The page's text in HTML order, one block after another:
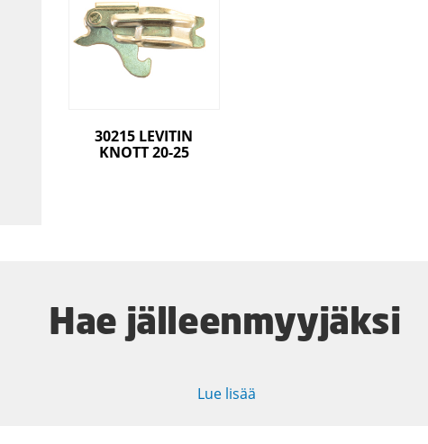
30215 LEVITIN
KNOTT 20-25
Hae jälleenmyyjäksi
Lue lisää